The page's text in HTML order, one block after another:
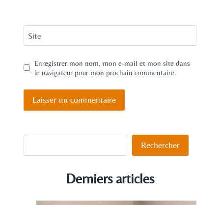
Site
Enregistrer mon nom, mon e-mail et mon site dans
le navigateur pour mon prochain commentaire.
RechercherRechercher
Derniers articles